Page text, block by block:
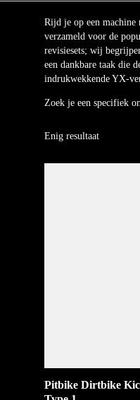
Rijd je op een machine
verzameld voor de
revisiesets; wij
een dankbare taak die
indrukwekkende YX-
Zoek je een specifiek
Enig resultaat
Pitbike Dirtbike